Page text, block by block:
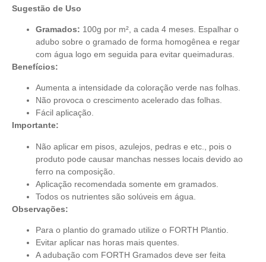
Sugestão de Uso
Gramados: 100g por m², a cada 4 meses. Espalhar o
adubo sobre o gramado de forma homogênea e regar
com água logo em seguida para evitar queimaduras.
Benefícios:
Aumenta a intensidade da coloração verde nas folhas.
Não provoca o crescimento acelerado das folhas.
Fácil aplicação.
Importante:
Não aplicar em pisos, azulejos, pedras e etc., pois o
produto pode causar manchas nesses locais devido ao
ferro na composição.
Aplicação recomendada somente em gramados.
Todos os nutrientes são solúveis em água.
Observações:
Para o plantio do gramado utilize o FORTH Plantio.
Evitar aplicar nas horas mais quentes.
A adubação com FORTH Gramados deve ser feita